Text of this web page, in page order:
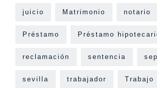
juicio Matrimonio notario
Préstamo Préstamo
reclamación sentencia
sevilla trabajador Trabajo